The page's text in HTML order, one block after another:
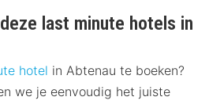
last minute hotels in
hotel in Abtenau te boeken?
we je eenvoudig het juiste